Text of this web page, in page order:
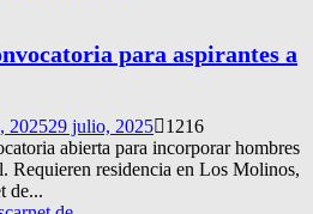
para aspirantes a
202529 julio, 2025
1216
abierta para incorporar hombres
Requieren residencia en Los Molinos,
de...